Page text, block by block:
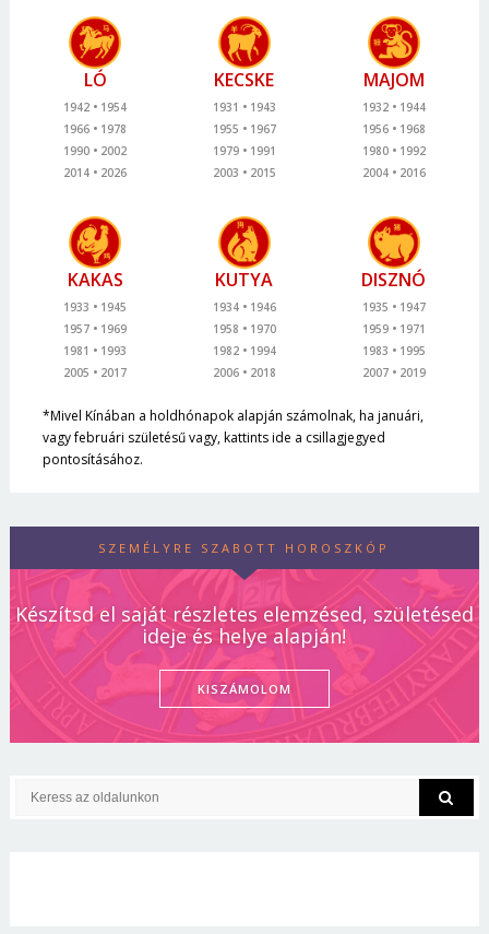
LÓ
1942
1954
1966
1978
1990
2002
2014
2026
KECSKE
1931
1943
1955
1967
1979
1991
2003
2015
MAJOM
1932
1944
1956
1968
1980
1992
2004
2016
KAKAS
1933
1945
1957
1969
1981
1993
2005
2017
KUTYA
1934
1946
1958
1970
1982
1994
2006
2018
DISZNÓ
1935
1947
1959
1971
1983
1995
2007
2019
*Mivel Kínában a holdhónapok alapján számolnak, ha januári,
vagy februári születésű vagy, kattints ide a csillagjegyed
pontosításához.
SZEMÉLYRE SZABOTT HOROSZKÓP
Készítsd el saját részletes elemzésed, születésed
ideje és helye alapján!
KISZÁMOLOM